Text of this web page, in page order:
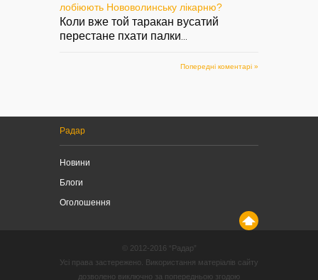
лобіюють Нововолинську лікарню?
Коли вже той таракан вусатий
перестане пхати палки
Попередні коментарі »
Радар
Новини
Блоги
Оголошення
© 2012-2016 “Радар”
Усі права застережено. Використання матеріалів сайту
дозволено виключно за попередньою згодою